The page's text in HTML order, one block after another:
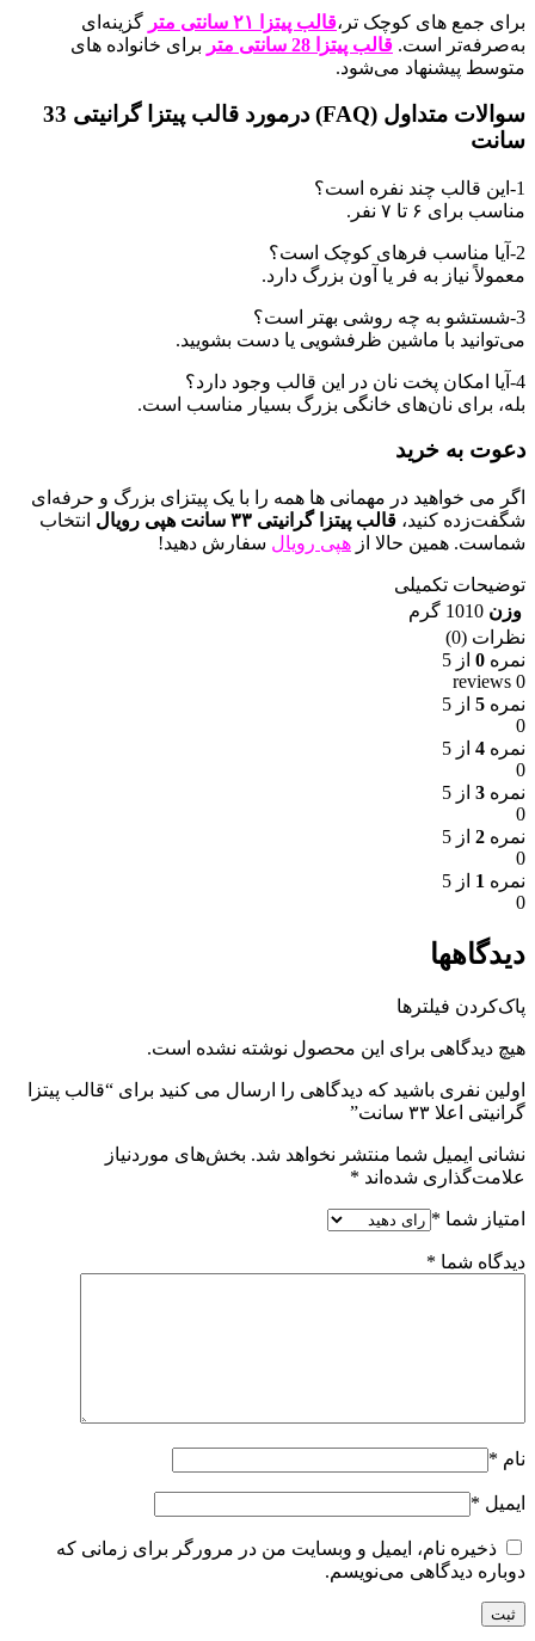
برای جمع های کوچک تر،قالب پیتزا ۲۱ سانتی متر
گزینه‌ای
به‌صرفه‌تر است. قالب پیتزا 28 سانتی متر
برای خانواده های
متوسط پیشنهاد می‌شود.
سوالات متداول (FAQ) درمورد
قالب پیتزا گرانیتی 33
سانت
1-این قالب چند نفره است؟
مناسب برای ۶ تا ۷ نفر.
2-آیا مناسب فرهای کوچک است؟
معمولاً نیاز به فر یا آون بزرگ دارد.
3-شستشو به چه روشی بهتر است؟
می‌توانید با ماشین ظرفشویی یا دست بشویید.
4-آیا امکان پخت نان در این قالب وجود دارد؟
بله، برای نان‌های خانگی بزرگ بسیار مناسب است.
دعوت به خرید
اگر می خواهید در مهمانی ها همه را با یک پیتزای بزرگ و حرفه‌ای
شگفت‌زده کنید، قالب پیتزا گرانیتی ۳۳ سانت هپی رویال
انتخاب
شماست. همین حالا از هپی رویال سفارش دهید!
توضیحات تکمیلی
وزن 1010 گرم
نظرات (0)
نمره 0 از 5
0 reviews
نمره 5 از 5
0
نمره 4 از 5
0
نمره 3 از 5
0
نمره 2 از 5
0
نمره 1 از 5
0
دیدگاهها
پاک‌کردن فیلترها
هیچ دیدگاهی برای این محصول نوشته نشده است.
اولین نفری باشید که دیدگاهی را ارسال می کنید برای “قالب پیتزا
گرانیتی اعلا ۳۳ سانت”
نشانی ایمیل شما منتشر نخواهد شد. بخش‌های موردنیاز
علامت‌گذاری شده‌اند *
امتیاز شما *
دیدگاه شما *
نام *
ایمیل *
ذخیره نام، ایمیل و وبسایت من در مرورگر برای زمانی که
دوباره دیدگاهی می‌نویسم.